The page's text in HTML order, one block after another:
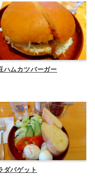
ハムカツバーガー
ダバゲット